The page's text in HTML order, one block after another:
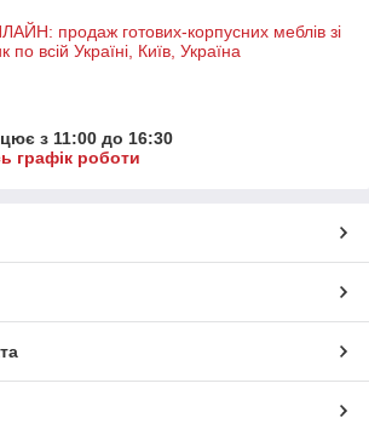
продаж готових-корпусних меблів зі
по всій Україні, Київ, Україна
з 11:00 до 16:30
графік роботи